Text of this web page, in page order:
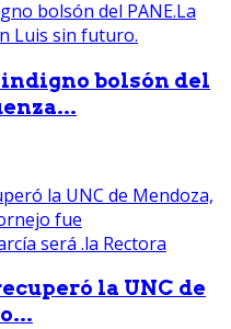
bolsón del
la UNC de